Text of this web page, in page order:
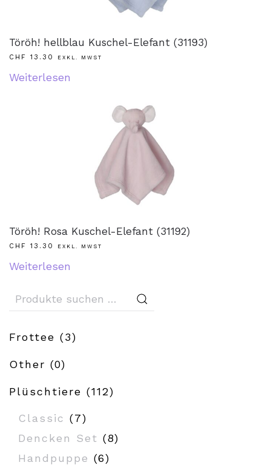
Töröh! hellblau Kuschel-Elefant (31193)
CHF 13.30 EXKL. MWST
Weiterlesen
Töröh! Rosa Kuschel-Elefant (31192)
CHF 13.30 EXKL. MWST
Weiterlesen
Suchen
nach:
Frottee (3)
Other (0)
Plüschtiere (112)
Classic (7)
Dencken Set (8)
Handpuppe (6)